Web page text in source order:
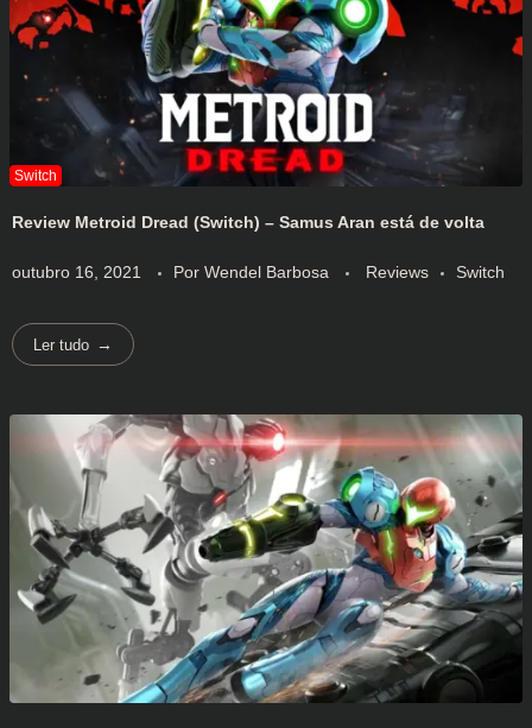
Review Metroid Dread (Switch) – Samus Aran está de volta
outubro 16, 2021 Por Wendel Barbosa Reviews Switch
Ler tudo